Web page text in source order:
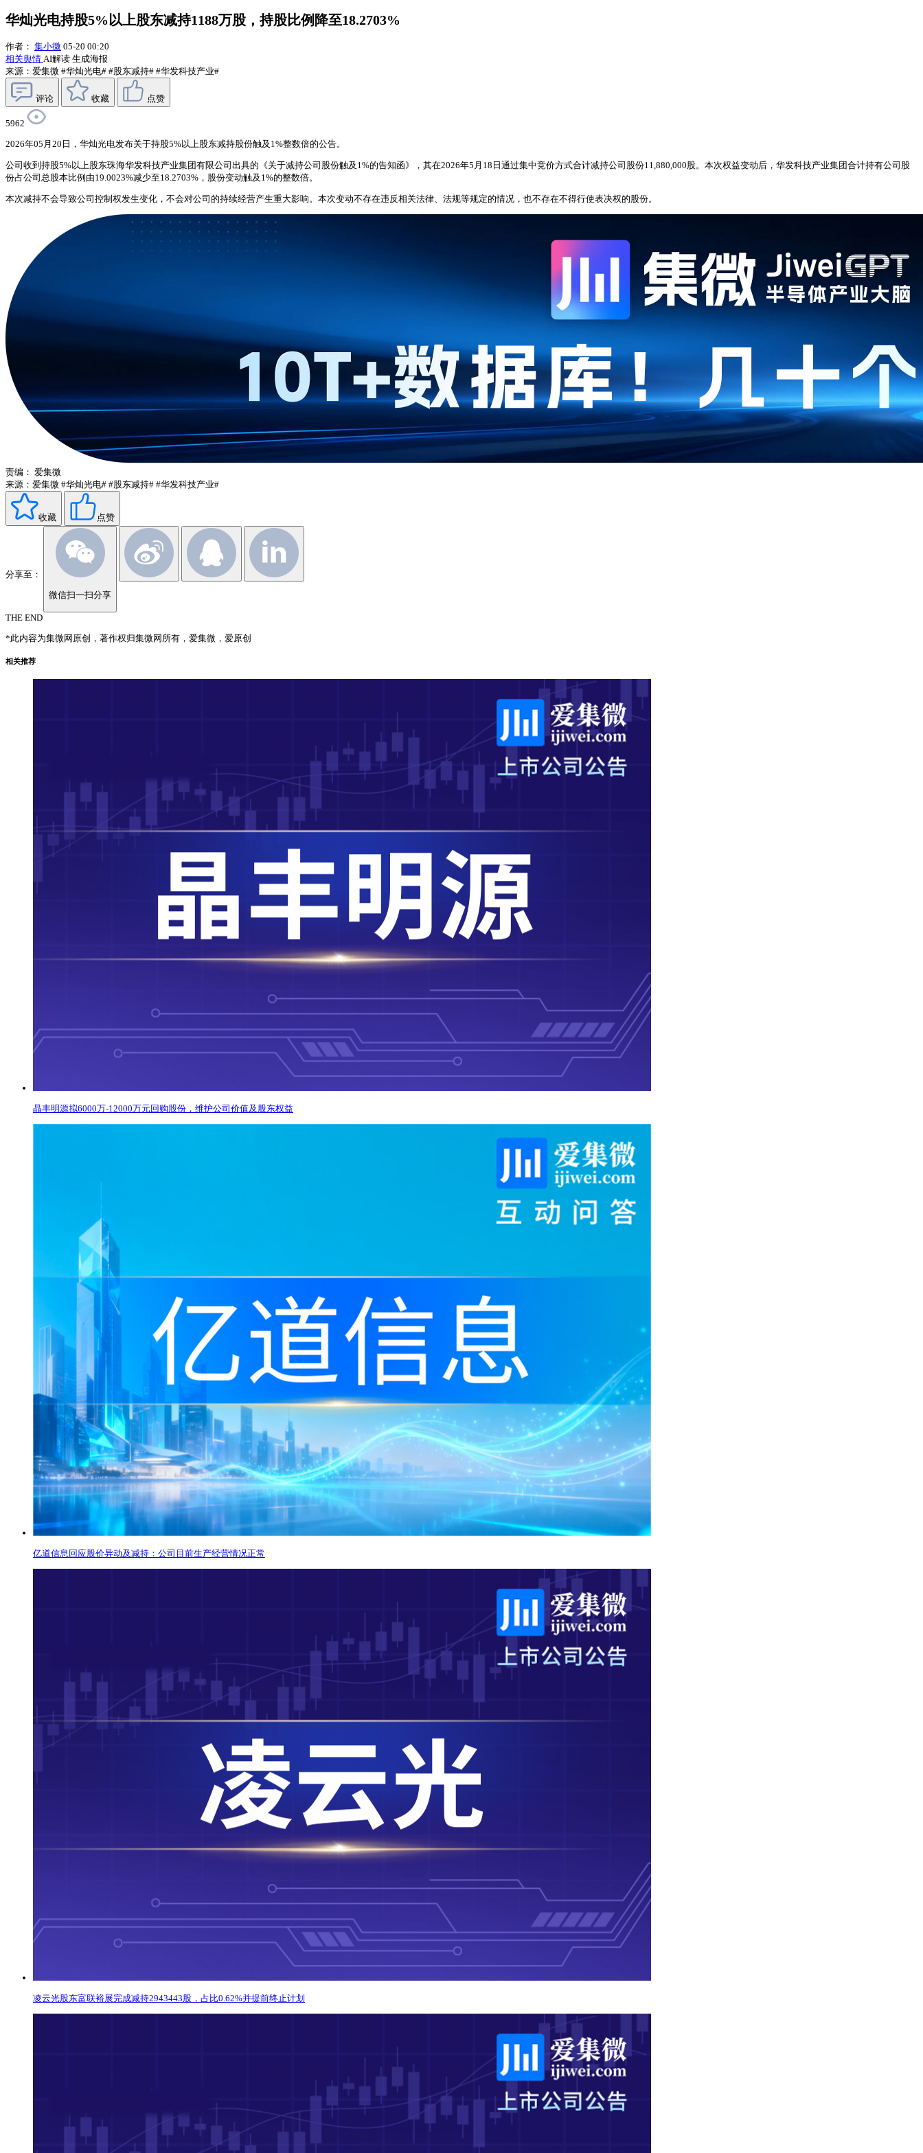
华灿光电持股5%以上股东减持1188万股，持股比例降至18.2703%
作者： 集小微 05-20 00:20
相关舆情 AI解读 生成海报
来源：爱集微 #华灿光电# #股东减持# #华发科技产业#
评论 收藏 点赞
5962
2026年05月20日，华灿光电发布关于持股5%以上股东减持股份触及1%整数倍的公告。
公司收到持股5%以上股东珠海华发科技产业集团有限公司出具的《关于减持公司股份触及1%的告知函》，其在2026年5月18日通过集中竞价方式合计减持公司股份11,880,000股。本次权益变动后，华发科技产业集团合计持有公司股
份占公司总股本比例由19.0023%减少至18.2703%，股份变动触及1%的整数倍。
本次减持不会导致公司控制权发生变化，不会对公司的持续经营产生重大影响。本次变动不存在违反相关法律、法规等规定的情况，也不存在不得行使表决权的股份。
责编： 爱集微
来源：爱集微 #华灿光电# #股东减持# #华发科技产业#
收藏 点赞
分享至：
微信扫一扫分享
THE END
*此内容为集微网原创，著作权归集微网所有，爱集微，爱原创
相关推荐
晶丰明源拟6000万-12000万元回购股份，维护公司价值及股东权益
亿道信息回应股价异动及减持：公司目前生产经营情况正常
凌云光股东富联裕展完成减持2943443股，占比0.62%并提前终止计划